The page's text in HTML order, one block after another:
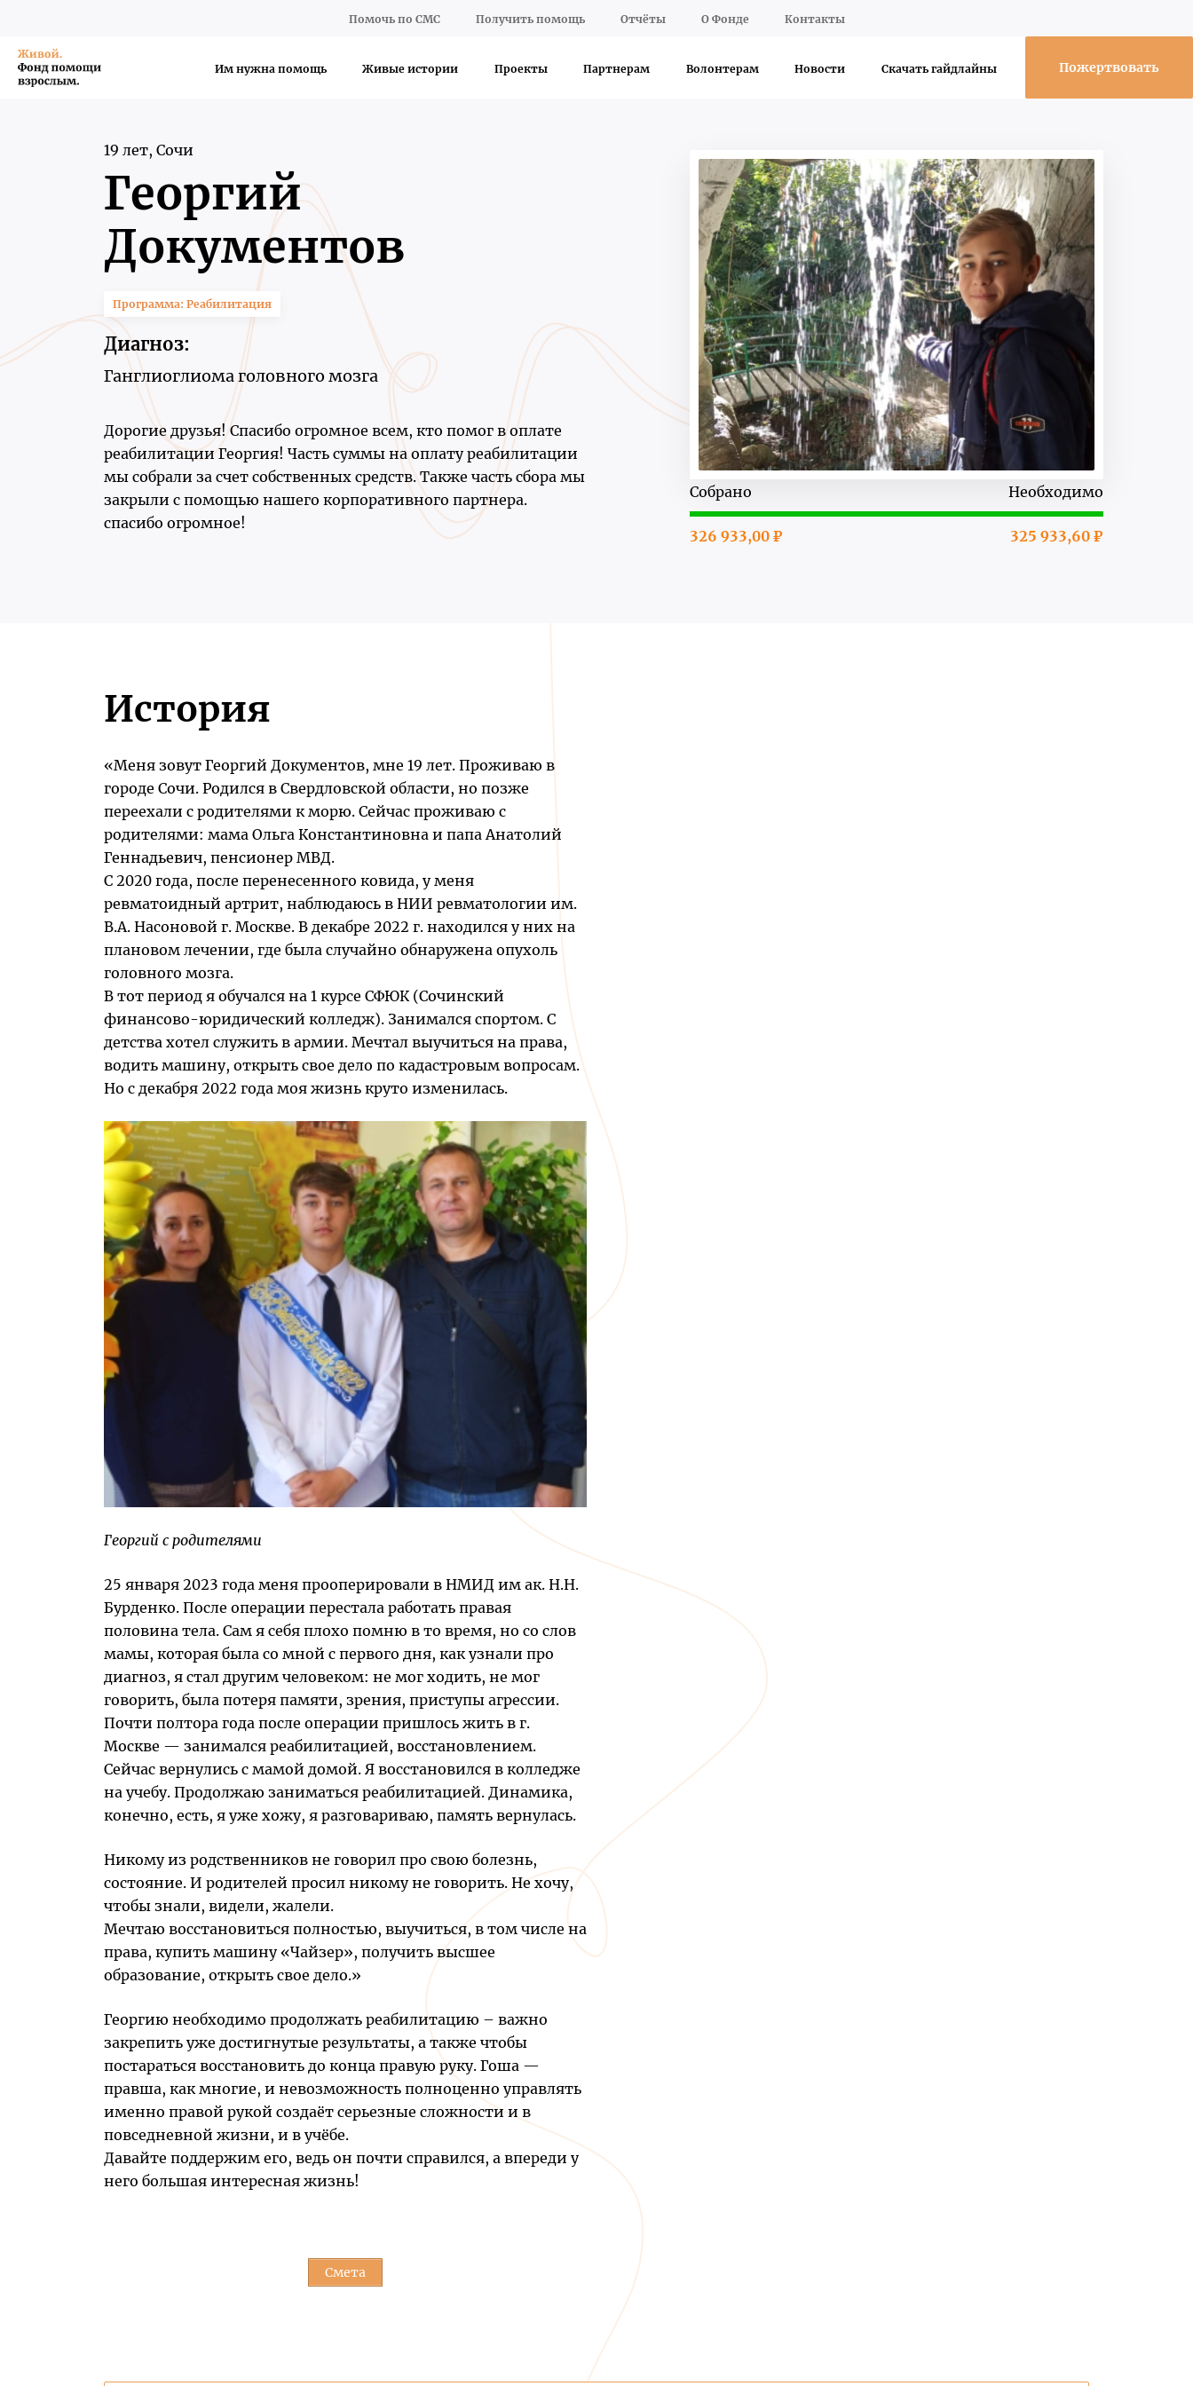
Помочь по СМС Получить помощь Отчёты О Фонде Контакты
Им нужна помощь Живые истории Проекты Партнерам Волонтерам Новости Скачать гайдлайны Пожертвовать
19 лет, Сочи
Георгий
Документов
Программа: Реабилитация
Диагноз:
Ганглиоглиома головного мозга
Дорогие друзья! Спасибо огромное всем, кто помог в оплате
реабилитации Георгия! Часть суммы на оплату реабилитации
мы собрали за счет собственных средств. Также часть сбора мы
закрыли с помощью нашего корпоративного партнера.
спасибо огромное!
Собрано Необходимо
326 933,00 ₽ 325 933,60 ₽
История
«Меня зовут Георгий Документов, мне 19 лет. Проживаю в
городе Сочи. Родился в Свердловской области, но позже
переехали с родителями к морю. Сейчас проживаю с
родителями: мама Ольга Константиновна и папа Анатолий
Геннадьевич, пенсионер МВД.
С 2020 года, после перенесенного ковида, у меня
ревматоидный артрит, наблюдаюсь в НИИ ревматологии им.
В.А. Насоновой г. Москве. В декабре 2022 г. находился у них на
плановом лечении, где была случайно обнаружена опухоль
головного мозга.
В тот период я обучался на 1 курсе СФЮК (Сочинский
финансово-юридический колледж). Занимался спортом. С
детства хотел служить в армии. Мечтал выучиться на права,
водить машину, открыть свое дело по кадастровым вопросам.
Но с декабря 2022 года моя жизнь круто изменилась.
Георгий с родителями
25 января 2023 года меня прооперировали в НМИД им ак. Н.Н.
Бурденко. После операции перестала работать правая
половина тела. Сам я себя плохо помню в то время, но со слов
мамы, которая была со мной с первого дня, как узнали про
диагноз, я стал другим человеком: не мог ходить, не мог
говорить, была потеря памяти, зрения, приступы агрессии.
Почти полтора года после операции пришлось жить в г.
Москве — занимался реабилитацией, восстановлением.
Сейчас вернулись с мамой домой. Я восстановился в колледже
на учебу. Продолжаю заниматься реабилитацией. Динамика,
конечно, есть, я уже хожу, я разговариваю, память вернулась.
Никому из родственников не говорил про свою болезнь,
состояние. И родителей просил никому не говорить. Не хочу,
чтобы знали, видели, жалели.
Мечтаю восстановиться полностью, выучиться, в том числе на
права, купить машину «Чайзер», получить высшее
образование, открыть свое дело.»
Георгию необходимо продолжать реабилитацию – важно
закрепить уже достигнутые результаты, а также чтобы
постараться восстановить до конца правую руку. Гоша —
правша, как многие, и невозможность полноценно управлять
именно правой рукой создаёт серьезные сложности и в
повседневной жизни, и в учёбе.
Давайте поддержим его, ведь он почти справился, а впереди у
него большая интересная жизнь!
Смета